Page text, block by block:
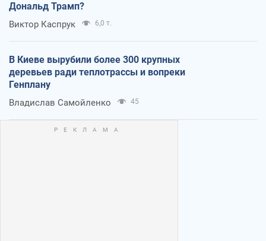
Дональд Трамп?
Виктор Каспрук 6,0 т.
В Киеве вырубили более 300 крупных
деревьев ради теплотрассы и вопреки
Генплану
Владислав Самойленко 45